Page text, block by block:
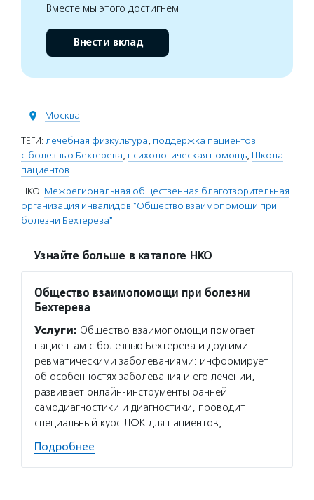
Вместе мы этого достигнем
Внести вклад
Москва
ТЕГИ: лечебная физкультура, поддержка пациентов
с болезнью Бехтерева, психологическая помощь, Школа
пациентов
НКО: Межрегиональная общественная благотворительная
организация инвалидов "Общество взаимопомощи при
болезни Бехтерева"
Узнайте больше в каталоге НКО
Общество взаимопомощи при болезни
Бехтерева
Услуги: Общество взаимопомощи помогает
пациентам с болезнью Бехтерева и другими
ревматическими заболеваниями: информирует
об особенностях заболевания и его лечении,
развивает онлайн-инструменты ранней
самодиагностики и диагностики, проводит
специальный курс ЛФК для пациентов,…
Подробнее